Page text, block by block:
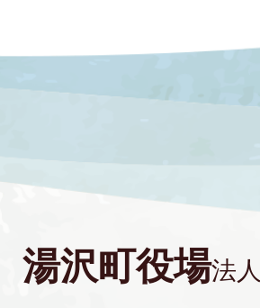
湯沢町役場法